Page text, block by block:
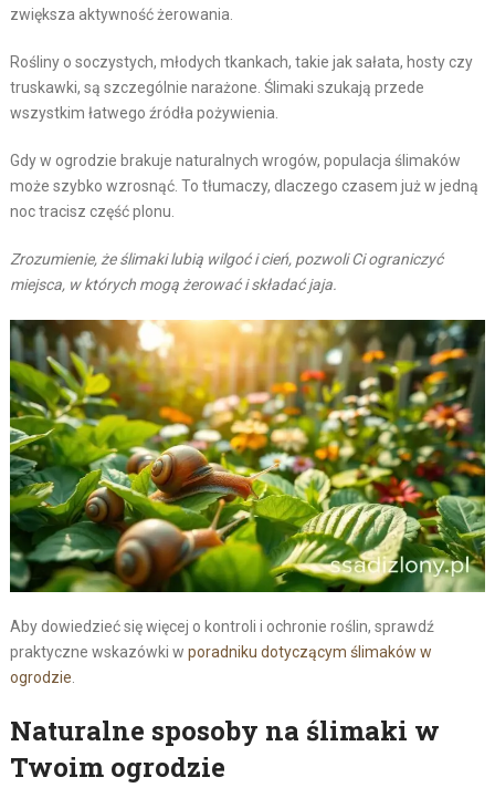
zwiększa aktywność żerowania.
Rośliny o soczystych, młodych tkankach, takie jak sałata, hosty czy
truskawki, są szczególnie narażone. Ślimaki szukają przede
wszystkim łatwego źródła pożywienia.
Gdy w ogrodzie brakuje naturalnych wrogów, populacja ślimaków
może szybko wzrosnąć. To tłumaczy, dlaczego czasem już w jedną
noc tracisz część plonu.
Zrozumienie, że ślimaki lubią wilgoć i cień, pozwoli Ci ograniczyć
miejsca, w których mogą żerować i składać jaja.
Aby dowiedzieć się więcej o kontroli i ochronie roślin, sprawdź
praktyczne wskazówki w poradniku dotyczącym ślimaków w
ogrodzie
Naturalne sposoby na ślimaki w
Twoim ogrodzie